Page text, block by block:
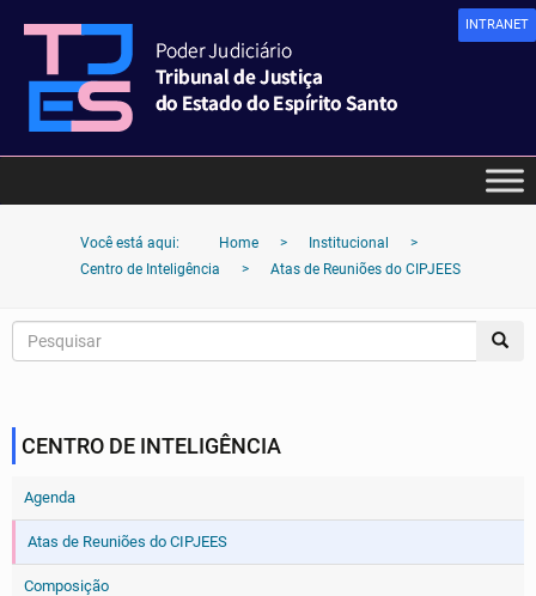
INTRANET
Você está aqui: Home > Institucional
>
Centro de Inteligência
> Atas de Reuniões do CIPJEES
CENTRO DE INTELIGÊNCIA
Agenda
Atas de Reuniões do CIPJEES
Composição